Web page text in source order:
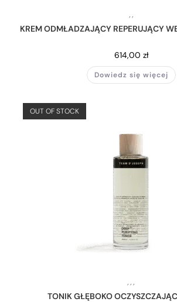
, ,
KREM ODMŁADZAJĄCY REPERUJĄCY
614,00 zł
Dowiedz się więcej
OUT OF STOCK
, , ,
TONIK GŁĘBOKO